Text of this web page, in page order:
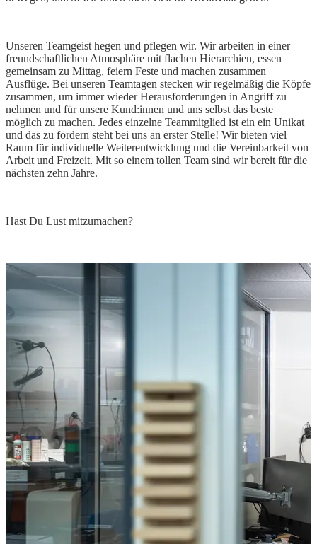
Unseren Teamgeist hegen und pflegen wir. Wir arbeiten in einer
freundschaftlichen Atmosphäre mit flachen Hierarchien, essen
gemeinsam zu Mittag, feiern Feste und machen zusammen
Ausflüge. Bei unseren Teamtagen stecken wir regelmäßig die Köpfe
zusammen, um immer wieder Herausforderungen in Angriff zu
nehmen und für unsere Kund:innen und uns selbst das beste
möglich zu machen. Jedes einzelne Teammitglied ist ein ein Unikat
und das zu fördern steht bei uns an erster Stelle! Wir bieten viel
Raum für individuelle Weiterentwicklung und die Vereinbarkeit von
Arbeit und Freizeit. Mit so einem tollen Team sind wir bereit für die
nächsten zehn Jahre.
Hast Du Lust mitzumachen?